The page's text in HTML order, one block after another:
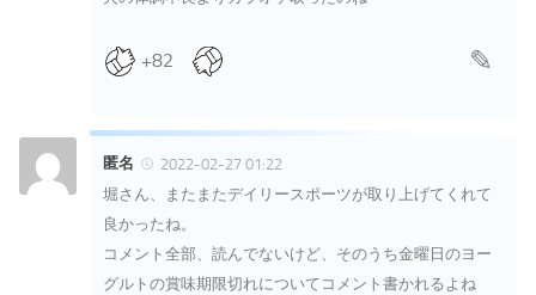
+82
匿名
2022-02-27 01:22
堀さん、またまたデイリースポーツが取り上げてくれて
良かったね。
コメント全部、読んでないけど、そのうち金曜日のヨー
グルトの賞味期限切れについてコメント書かれるよね